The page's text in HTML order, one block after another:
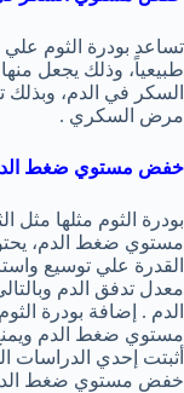
تساعد بودرة الثوم
طبيعياً، وذلك يجعل
السكر في الدم،
مرض السكري .
خفض مستوي ضغط
بودرة الثوم مثلها مثل
مستوي ضغط الدم،
القدرة علي توسيع
معدل تدفق الدم
الدم . إضافة بودرة
مستوي ضغط الدم
أثبتت إحدي الدراسات
خفض مستوي ضغط